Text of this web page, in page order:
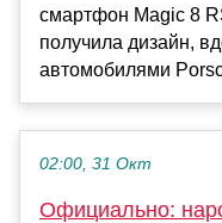
смартфон Magic 8
получила дизайн,
автомобилями
02:00, 31 Окт
Официально: